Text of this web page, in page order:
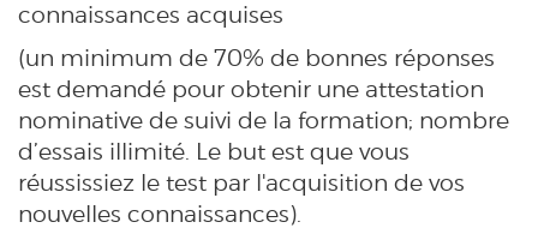
connaissances acquises
(un minimum de 70% de bonnes réponses
est demandé pour obtenir une attestation
nominative de suivi de la formation; nombre
d’essais illimité. Le but est que vous
réussissiez le test par l'acquisition de vos
nouvelles connaissances).